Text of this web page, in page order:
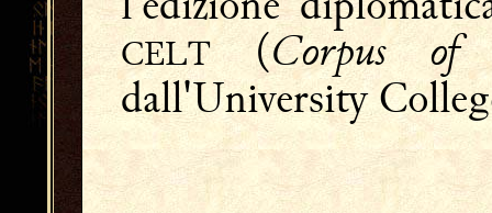
CELT(Corpus of
dall'University